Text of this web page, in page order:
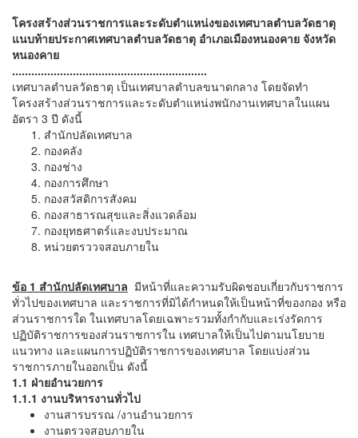
โครงสร้างส่วนราชการและระดับตำแหน่งของเทศบาลตำบลวัดธาตุ
แนบท้ายประกาศเทศบาลตำบลวัดธาตุ อำเภอเมืองหนองคาย จังหวัด
หนองคาย
.............................................................
เทศบาลตำบลวัดธาตุ เป็นเทศบาลตำบลขนาดกลาง โดยจัดทำ
โครงสร้างส่วนราชการและระดับตำแหน่งพนักงานเทศบาลในแผน
อัตรา 3 ปี ดังนี้
สำนักปลัดเทศบาล
กองคลัง
กองช่าง
กองการศึกษา
กองสวัสดิการสังคม
กองสาธารณสุขและสิ่งแวดล้อม
กองยุทธศาตร์และงบประมาณ
หน่วยตรววจสอบภายใน
ข้อ 1 สำนักปลัดเทศบาล มีหน้าที่และความรับผิดชอบเกี่ยวกับราชการ
ทั่วไปของเทศบาล และราชการที่มิได้กำหนดให้เป็นหน้าที่ของกอง หรือ
ส่วนราชการใด ในเทศบาลโดยเฉพาะรวมทั้งกำกับและเร่งรัดการ
ปฏิบัติราชการของส่วนราชการใน เทศบาลให้เป็นไปตามนโยบาย
แนวทาง และแผนการปฏิบัติราชการของเทศบาล โดยแบ่งส่วน
ราชการภายในออกเป็น ดังนี้
1.1 ฝ่ายอำนวยการ
1.1.1 งานบริหารงานทั่วไป
งานสารบรรณ /งานอำนวยการ
งานตรวจสอบภายใน